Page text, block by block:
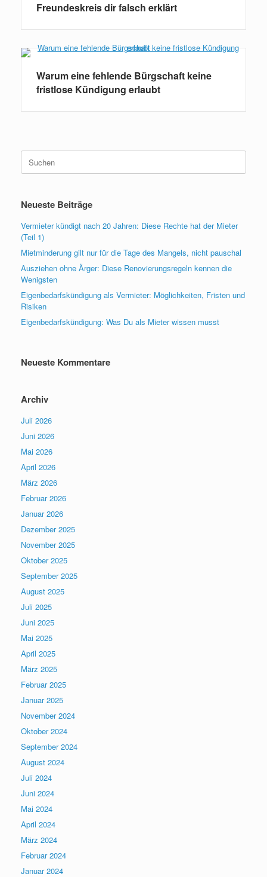
Freundeskreis dir falsch erklärt
Warum eine fehlende Bürgschaft keine
fristlose Kündigung erlaubt
Suchen
nach:
Neueste Beiträge
Vermieter kündigt nach 20 Jahren: Diese Rechte hat der Mieter
(Teil 1)
Mietminderung gilt nur für die Tage des Mangels, nicht pauschal
Ausziehen ohne Ärger: Diese Renovierungsregeln kennen die
Wenigsten
Eigenbedarfskündigung als Vermieter: Möglichkeiten, Fristen und
Risiken
Eigenbedarfskündigung: Was Du als Mieter wissen musst
Neueste Kommentare
Archiv
Juli 2026
Juni 2026
Mai 2026
April 2026
März 2026
Februar 2026
Januar 2026
Dezember 2025
November 2025
Oktober 2025
September 2025
August 2025
Juli 2025
Juni 2025
Mai 2025
April 2025
März 2025
Februar 2025
Januar 2025
November 2024
Oktober 2024
September 2024
August 2024
Juli 2024
Juni 2024
Mai 2024
April 2024
März 2024
Februar 2024
Januar 2024